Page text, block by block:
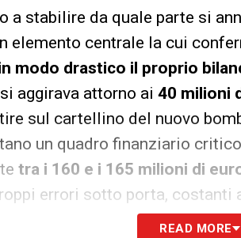
a stabilire da quale parte si
elemento centrale la cui
modo drastico il proprio
aggirava attorno ai 40 milioni
sul cartellino del nuovo
un quadro finanziario
tra i 160 e i 165 milioni di
errori sotto porta,
READ MORE